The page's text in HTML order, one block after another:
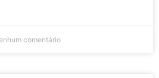
comentário